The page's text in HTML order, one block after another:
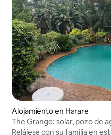
Alojamiento en Harare
The Grange: solar, pozo de
caliente 24/7
Relájese con su familia en